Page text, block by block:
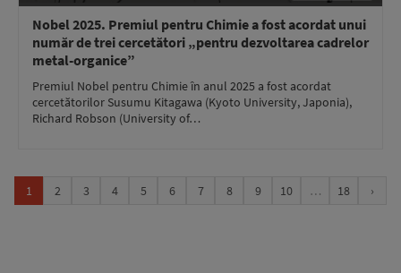
Nobel 2025. Premiul pentru Chimie a fost acordat unui
număr de trei cercetători „pentru dezvoltarea cadrelor
metal-organice”
Premiul Nobel pentru Chimie în anul 2025 a fost acordat
cercetătorilor Susumu Kitagawa (Kyoto University, Japonia),
Richard Robson (University of…
1 2 3 4 5 6 7 8 9 10 … 18 ›